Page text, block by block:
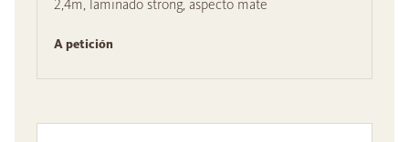
2,4m, laminado strong, aspecto mate
A petición